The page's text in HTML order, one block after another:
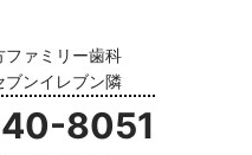
ファミリー歯科
ンイレブン隣
8051